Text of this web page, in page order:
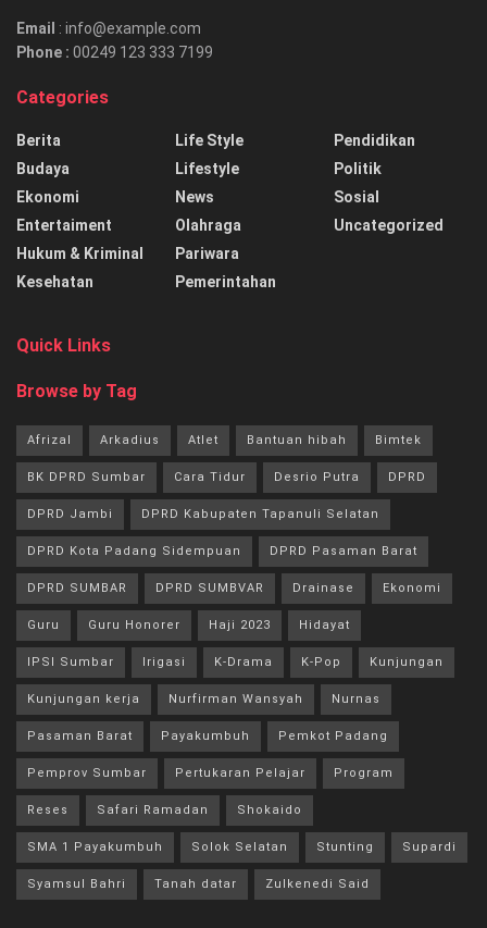
Email : info@example.com
Phone : 00249 123 333 7199
Categories
Berita
Budaya
Ekonomi
Entertaiment
Hukum & Kriminal
Kesehatan
Life Style
Lifestyle
News
Olahraga
Pariwara
Pemerintahan
Pendidikan
Politik
Sosial
Uncategorized
Quick Links
Browse by Tag
Afrizal Arkadius Atlet Bantuan hibah Bimtek
BK DPRD Sumbar Cara Tidur Desrio Putra DPRD
DPRD Jambi DPRD Kabupaten Tapanuli Selatan
DPRD Kota Padang Sidempuan DPRD Pasaman Barat
DPRD SUMBAR DPRD SUMBVAR Drainase Ekonomi
Guru Guru Honorer Haji 2023 Hidayat
IPSI Sumbar Irigasi K-Drama K-Pop Kunjungan
Kunjungan kerja Nurfirman Wansyah Nurnas
Pasaman Barat Payakumbuh Pemkot Padang
Pemprov Sumbar Pertukaran Pelajar Program
Reses Safari Ramadan Shokaido
SMA 1 Payakumbuh Solok Selatan Stunting Supardi
Syamsul Bahri Tanah datar Zulkenedi Said